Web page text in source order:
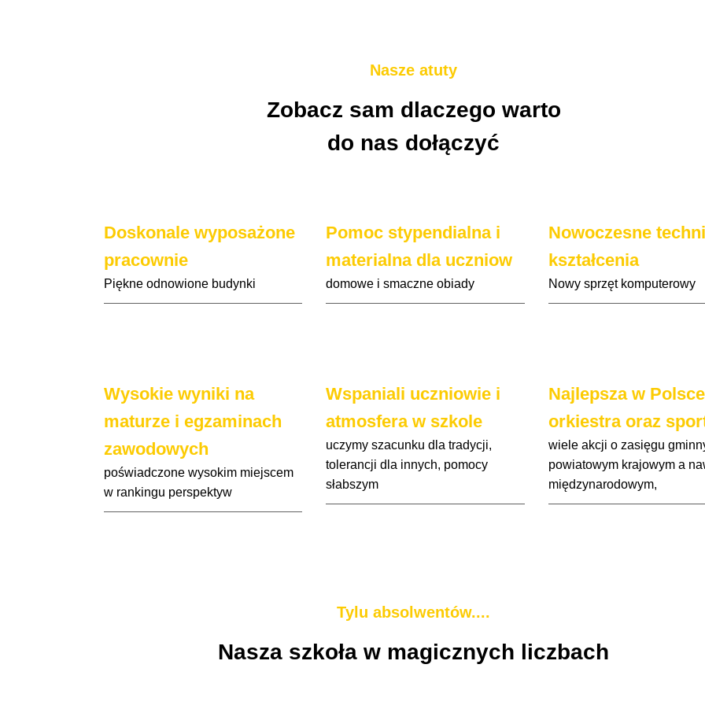
Nasze atuty
Zobacz sam dlaczego warto
do nas dołączyć
Doskonale wyposażone
pracownie
Piękne odnowione budynki
Pomoc stypendialna i
materialna dla uczniow
domowe i smaczne obiady
Nowoczesne
kształcenia
Nowy sprzęt komputerowy
Wysokie wyniki na
maturze i egzaminach
zawodowych
poświadczone wysokim miejscem
w rankingu perspektyw
Wspaniali uczniowie i
atmosfera w szkole
uczymy szacunku dla tradycji,
tolerancji dla innych, pomocy
słabszym
Najlepsza w Polsce
orkiestra oraz
wiele akcji o zasięgu
powiatowym krajowym a
międzynarodowym,
Tylu absolwentów....
Nasza szkoła w magicznych liczbach